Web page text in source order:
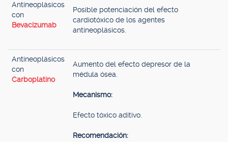
Antineoplásicos
con
Bevacizumab
Posible potenciación del efecto
cardiotóxico de los agentes
antineoplásicos.
Antineoplásicos
con
Carboplatino
Aumento del efecto depresor de la
médula ósea.
Mecanismo:
Efecto tóxico aditivo.
Recomendación: